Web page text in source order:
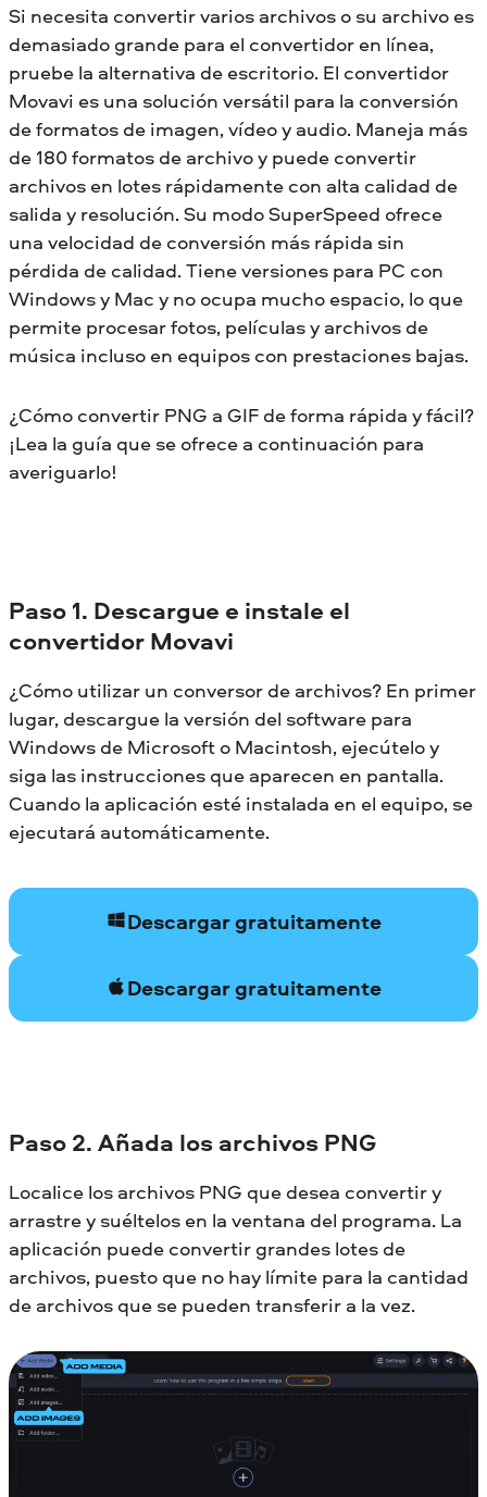
Si necesita convertir varios archivos o su archivo es
demasiado grande para el convertidor en línea,
pruebe la alternativa de escritorio. El convertidor
Movavi es una solución versátil para la conversión
de formatos de imagen, vídeo y audio. Maneja más
de 180 formatos de archivo y puede convertir
archivos en lotes rápidamente con alta calidad de
salida y resolución. Su modo SuperSpeed ofrece
una velocidad de conversión más rápida sin
pérdida de calidad. Tiene versiones para PC con
Windows y Mac y no ocupa mucho espacio, lo que
permite procesar fotos, películas y archivos de
música incluso en equipos con prestaciones bajas.
¿Cómo convertir PNG a GIF de forma rápida y fácil?
¡Lea la guía que se ofrece a continuación para
averiguarlo!
Paso 1. Descargue e instale el
convertidor Movavi
¿Cómo utilizar un conversor de archivos? En primer
lugar, descargue la versión del software para
Windows de Microsoft o Macintosh, ejecútelo y
siga las instrucciones que aparecen en pantalla.
Cuando la aplicación esté instalada en el equipo, se
ejecutará automáticamente.
Descargar gratuitamente
Descargar gratuitamente
Paso 2. Añada los archivos PNG
Localice los archivos PNG que desea convertir y
arrastre y suéltelos en la ventana del programa. La
aplicación puede convertir grandes lotes de
archivos, puesto que no hay límite para la cantidad
de archivos que se pueden transferir a la vez.